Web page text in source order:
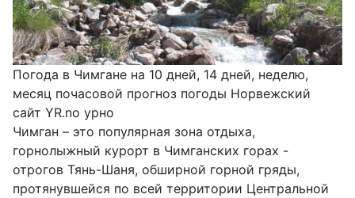
Погода в Чимгане на 10 дней, 14 дней, неделю,
месяц почасовой прогноз погоды Норвежский
сайт YR.no урно
Чимган – это популярная зона отдыха,
горнолыжный курорт в Чимганских горах -
отрогов Тянь-Шаня, обширной горной гряды,
протянувшейся по всей территории Центральной